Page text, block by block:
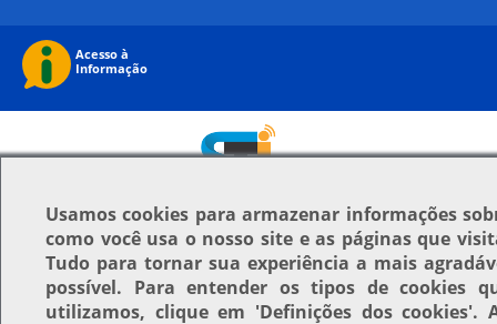
Usamoscookies para armazenar informações
como você usa o nosso site e as páginas que
Tudo para tornar sua experiência a mais
possível. Para entender os tipos de cookies
utilizamos, clique em 'Definições dos cookies'.